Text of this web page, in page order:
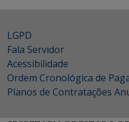
LGPD
Fala Servidor
Acessibilidade
Ordem Cronológica de
Planos de Contratações